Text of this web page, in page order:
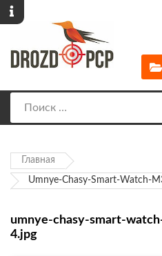
Главная
Umnye-Chasy-Smart-Watch-
umnye-chasy-smart-
4.jpg